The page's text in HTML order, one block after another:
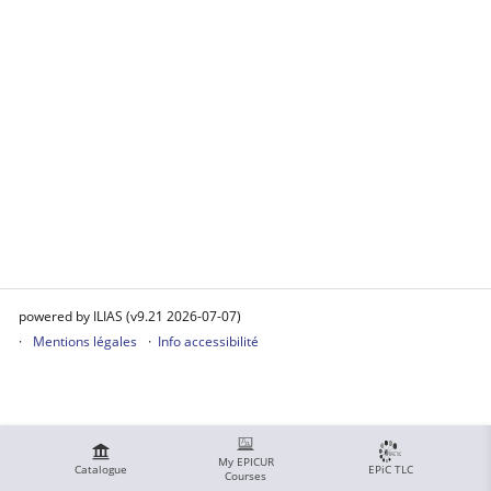
Catalogue
My EPICUR
Courses
EPiC TLC
powered by ILIAS (v9.21 2026-07-07)
Mentions légales
Info accessibilité